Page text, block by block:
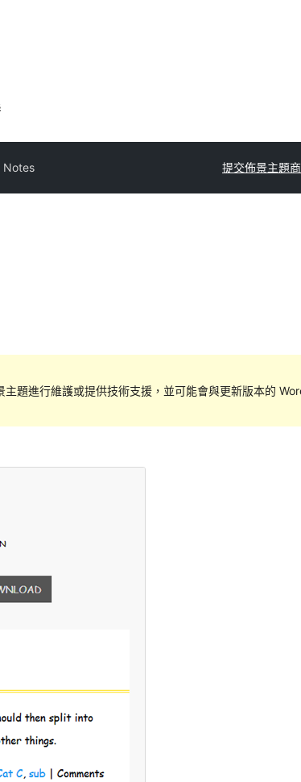
Notes 提交佈景主題
題進行維護或提供技術支援，並可能會與更新版本的